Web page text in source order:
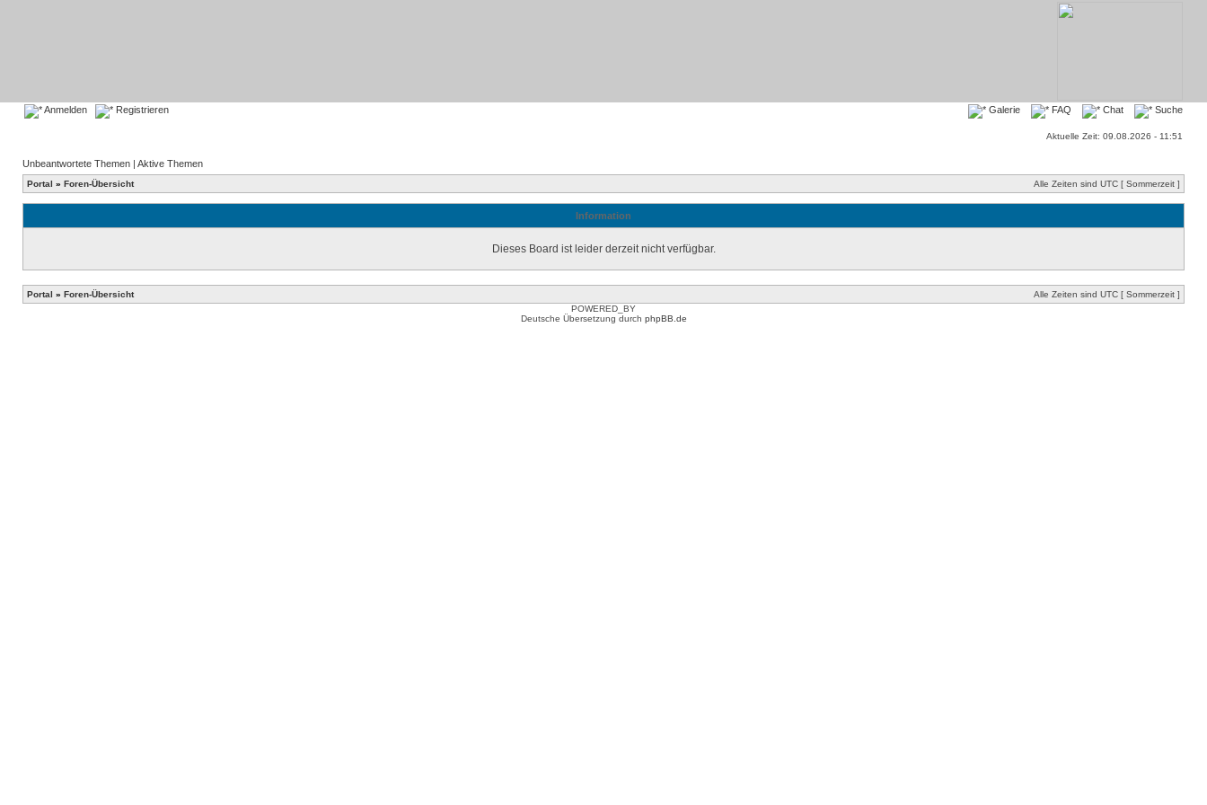
Anmelden Registrieren Galerie FAQ Chat Suche
Aktuelle Zeit: 09.08.2026 - 11:51
Unbeantwortete Themen | Aktive Themen
Portal » Foren-Übersicht Alle Zeiten sind UTC [ Sommerzeit ]
Information
Dieses Board ist leider derzeit nicht verfügbar.
Portal » Foren-Übersicht
Alle Zeiten sind UTC [ Sommerzeit ]
POWERED_BY
Deutsche Übersetzung durch phpBB.de